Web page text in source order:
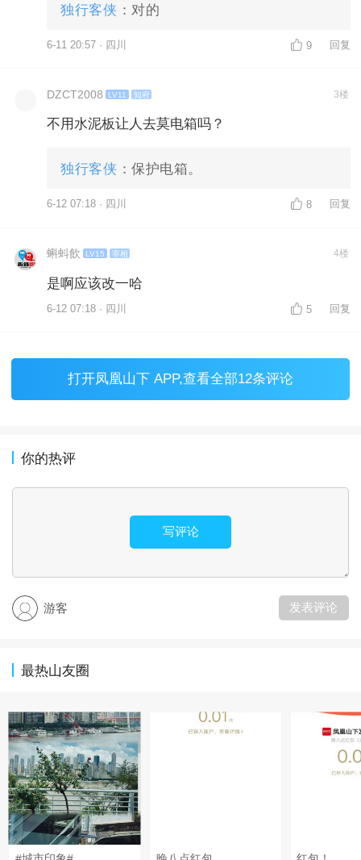
独行客侠 ：对的
6-11 20:57 · 四川 9 回复
DZCT2008 LV11 知府 3楼
不用水泥板让人去莫电箱吗？
独行客侠 ：保护电箱。
6-12 07:18 · 四川 8 回复
蝌蚪飲 LV15 宰相 4楼
是啊应该改一哈
6-12 07:18 · 四川 5 回复
打开凤凰山下 APP,查看全部12条评论
你的热评
写评论
游客 发表评论
最热山友圈